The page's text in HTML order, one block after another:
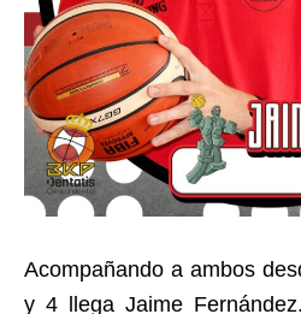
Acompañando a ambos
y 4 llega Jaime